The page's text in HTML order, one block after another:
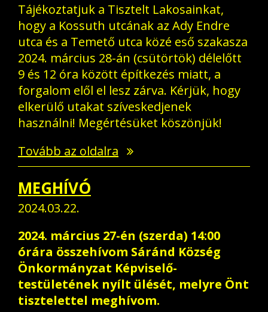
Tájékoztatjuk a Tisztelt Lakosainkat,
hogy a Kossuth utcának az Ady Endre
utca és a Temető utca közé eső szakasza
2024. március 28-án (csütörtök) délelőtt
9 és 12 óra között építkezés miatt, a
forgalom elől el lesz zárva. Kérjük, hogy
elkerülő utakat szíveskedjenek
használni! Megértésüket köszönjük!
Tovább az oldalra
MEGHÍVÓ
2024.03.22.
2024. március 27-én (szerda) 14:00
órára összehívom Sáránd Község
Önkormányzat Képviselő-
testületének nyílt ülését, melyre Önt
tisztelettel meghívom.